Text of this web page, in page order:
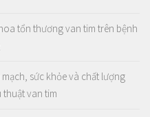
tổn thương van tim trên bệnh
sức khỏe và chất lượng
van tim